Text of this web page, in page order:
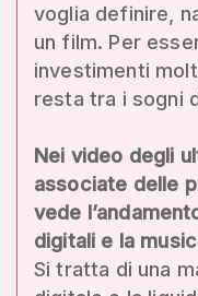
voglia definire,
un film. Per
investimenti
resta tra i sogni
Nei video degli
associate delle
vede
digitali e la
Si tratta di una